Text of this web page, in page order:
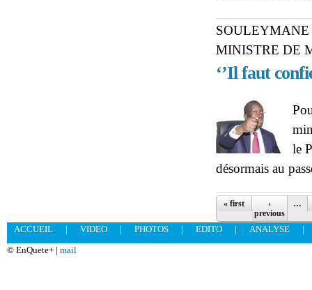
MINISTRE DE
‘’Il faut
le
désormais au
Pages
« first
‹
previous
…
ACCUEIL | VIDEO | PHOTOS | EDITO | ANALYSE
|
© EnQuete+ | mail